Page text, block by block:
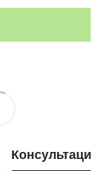
Консультация